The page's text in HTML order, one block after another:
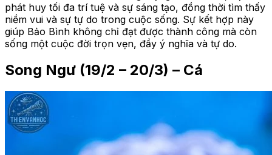
phát huy tối đa trí tuệ và sự sáng tạo, đồng thời tìm thấy
niềm vui và sự tự do trong cuộc sống. Sự kết hợp này
giúp Bảo Bình không chỉ đạt được thành công mà còn
sống một cuộc đời trọn vẹn, đầy ý nghĩa và tự do.
Song Ngư (19/2 – 20/3) – Cá